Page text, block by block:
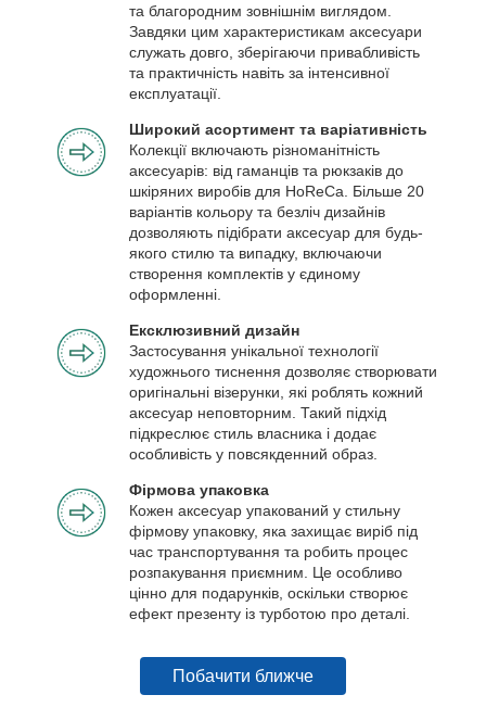
та благородним зовнішнім виглядом.
Завдяки цим характеристикам аксесуари
служать довго, зберігаючи привабливість
та практичність навіть за інтенсивної
експлуатації.
Широкий асортимент та варіативність
Колекції включають різноманітність
аксесуарів: від гаманців та рюкзаків до
шкіряних виробів для HoReCa. Більше 20
варіантів кольору та безліч дизайнів
дозволяють підібрати аксесуар для будь-
якого стилю та випадку, включаючи
створення комплектів у єдиному
оформленні.
Ексклюзивний дизайн
Застосування унікальної технології
художнього тиснення дозволяє створювати
оригінальні візерунки, які роблять кожний
аксесуар неповторним. Такий підхід
підкреслює стиль власника і додає
особливість у повсякденний образ.
Фірмова упаковка
Кожен аксесуар упакований у стильну
фірмову упаковку, яка захищає виріб під
час транспортування та робить процес
розпакування приємним. Це особливо
цінно для подарунків, оскільки створює
ефект презенту із турботою про деталі.
Побачити ближче